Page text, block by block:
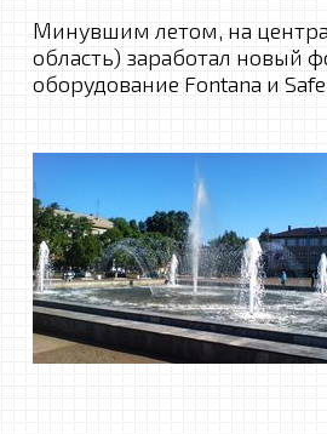
Минувшим летом, на
область) заработал новый
оборудование Fontana и